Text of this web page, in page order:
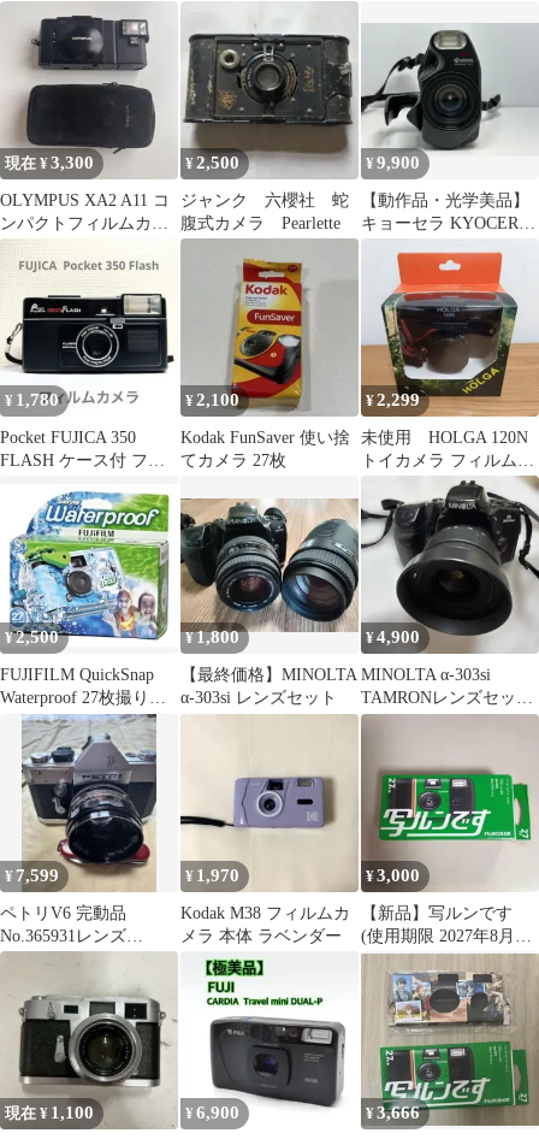
現在 ¥3,300
OLYMPUS XA2 A11 コ
ンパクトフィルムカメ
ラ
¥2,500
ジャンク 六櫻社 蛇
腹式カメラ Pearlette
¥9,900
【動作品・光学美品】
キョーセラ KYOCERA
¥ 1,780
Pocket FUJICA 350
FLASH ケース付 フイ
¥2,100
Kodak FunSaver 使い捨
てカメラ 27枚
¥2,299
未使用 HOLGA 120N
トイカメラ フィルムカ
¥2,500
FUJIFILM QuickSnap
Waterproof 27枚撮り水
中カメラ
¥1,800
【最終価格】MINOLTA
α-303si レンズセット
¥4,900
MINOLTA α-303si
TAMRONレンズセット
フィルムカメラ
¥ 7,599
ペトリV6 完動品
No.365931レンズ
No.224704
¥ 1,970
Kodak M38 フィルムカ
メラ 本体 ラベンダー
¥3,000
【新品】写ルンです
(使用期限 2027年8月ま
で)
現在 ¥ 1,100 ¥ 6,900 ¥3,666